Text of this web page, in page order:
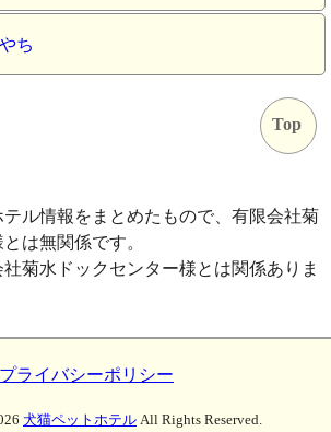
ち
Top
ル情報をまとめたもので、有限会社菊
は無関係です。
菊水ドックセンター様とは関係ありま
プライバシーポリシー
犬猫ペットホテル All Rights Reserved.